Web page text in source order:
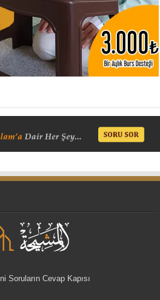
Soruların Cevap Kapısı